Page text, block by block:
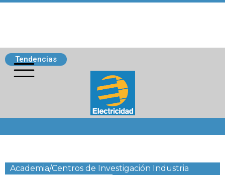
Tendencias
Academia/Centros de Investigación Industria